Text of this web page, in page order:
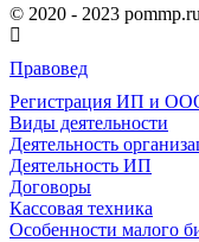
© 2020 - 2023
Правовед
Регистрация ИП и
Виды деятельности
Деятельность
Деятельность ИП
Договоры
Кассовая техника
Особенности малого